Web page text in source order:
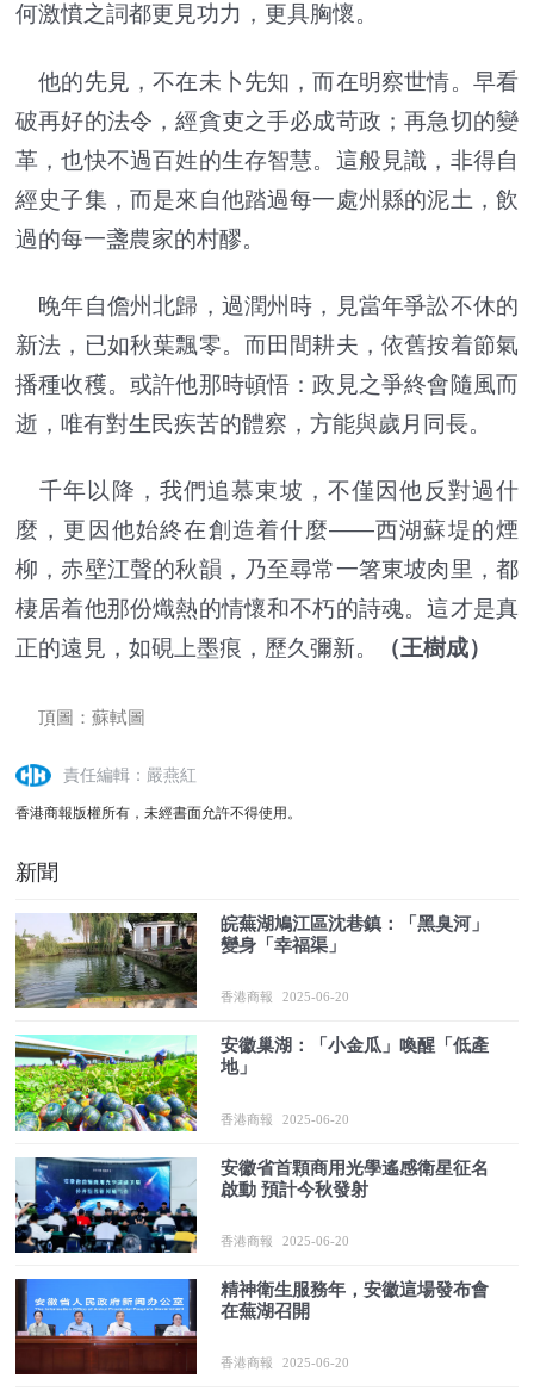
何激憤之詞都更見功力，更具胸懷。
他的先見，不在未卜先知，而在明察世情。早看
破再好的法令，經貪吏之手必成苛政；再急切的變
革，也快不過百姓的生存智慧。這般見識，非得自
經史子集，而是來自他踏過每一處州縣的泥土，飲
過的每一盞農家的村醪。
晚年自儋州北歸，過潤州時，見當年爭訟不休的
新法，已如秋葉飄零。而田間耕夫，依舊按着節氣
播種收穫。或許他那時頓悟：政見之爭終會隨風而
逝，唯有對生民疾苦的體察，方能與歲月同長。
千年以降，我們追慕東坡，不僅因他反對過什
麼，更因他始終在創造着什麼——西湖蘇堤的煙
柳，赤壁江聲的秋韻，乃至尋常一箸東坡肉里，都
棲居着他那份熾熱的情懷和不朽的詩魂。這才是真
正的遠見，如硯上墨痕，歷久彌新。
（王樹成）
頂圖：蘇軾圖
責任編輯：嚴燕紅
香港商報版權所有，未經書面允許不得使用。
新聞
皖蕪湖鳩江區沈巷鎮：「黑臭河」
變身「幸福渠」
香港商報 2025-06-20
安徽巢湖：「小金瓜」喚醒「低產
地」
香港商報 2025-06-20
安徽省首顆商用光學遙感衛星征名
啟動 預計今秋發射
香港商報 2025-06-20
精神衛生服務年，安徽這場發布會
在蕪湖召開
香港商報 2025-06-20